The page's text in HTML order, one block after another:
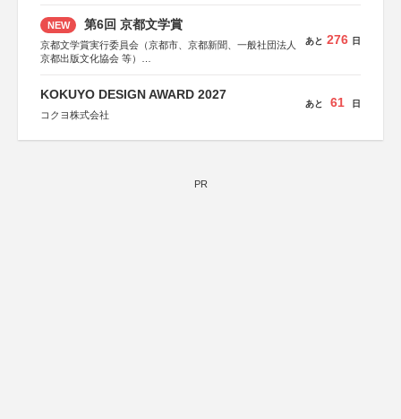
NEW 第6回 京都文学賞
京都文学賞実行委員会（京都市、京都新聞、一般社団法人
京都出版文化協会 等）
集英社、小学館、祥伝社、新潮社、淡交社、ちいさいミシ
マ社、徳間書店、早川書房、PHP研究所、双葉社、文藝春
あと 276 日
KOKUYO DESIGN AWARD 2027
コクヨ株式会社
あと 61 日
PR